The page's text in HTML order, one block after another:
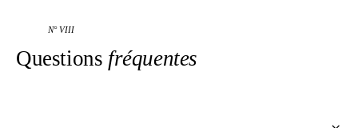
N° VIII
Questions fréquentes